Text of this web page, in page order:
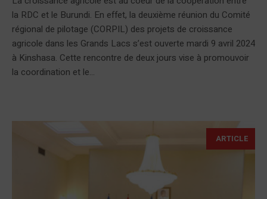
la RDC et le Burundi. En effet, la deuxième réunion du Comité
régional de pilotage (CORPIL) des projets de croissance
agricole dans les Grands Lacs s’est ouverte mardi 9 avril 2024
à Kinshasa. Cette rencontre de deux jours vise à promouvoir
la coordination et le...
ARTICLE